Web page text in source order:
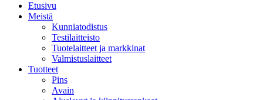
Etusivu
Meistä
Kunniatodistus
Testilaitteisto
Tuotelaitteet ja markkinat
Valmistuslaitteet
Tuotteet
Pins
Avain